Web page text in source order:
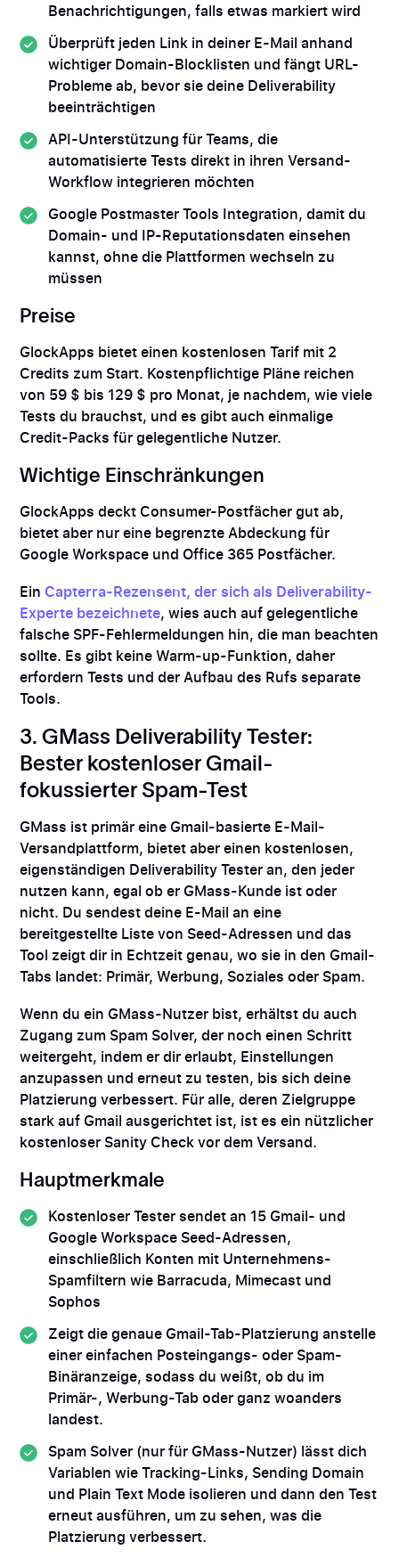
Benachrichtigungen, falls etwas markiert wird
Überprüft jeden Link in deiner E-Mail anhand
wichtiger Domain-Blocklisten und fängt URL-
Probleme ab, bevor sie deine Deliverability
beeinträchtigen
API-Unterstützung für Teams, die
automatisierte Tests direkt in ihren Versand-
Workflow integrieren möchten
Google Postmaster Tools Integration, damit du
Domain- und IP-Reputationsdaten einsehen
kannst, ohne die Plattformen wechseln zu
müssen
Preise
GlockApps bietet einen kostenlosen Tarif mit 2
Credits zum Start. Kostenpflichtige Pläne reichen
von 59 $ bis 129 $ pro Monat, je nachdem, wie viele
Tests du brauchst, und es gibt auch einmalige
Credit-Packs für gelegentliche Nutzer.
Wichtige Einschränkungen
GlockApps deckt Consumer-Postfächer gut ab,
bietet aber nur eine begrenzte Abdeckung für
Google Workspace und Office 365 Postfächer.
Ein Capterra-Rezensent, der sich als Deliverability-
Experte bezeichnete, wies auch auf gelegentliche
falsche SPF-Fehlermeldungen hin, die man beachten
sollte. Es gibt keine Warm-up-Funktion, daher
erfordern Tests und der Aufbau des Rufs separate
Tools.
3. GMass Deliverability Tester:
Bester kostenloser Gmail-
fokussierter Spam-Test
GMass ist primär eine Gmail-basierte E-Mail-
Versandplattform, bietet aber einen kostenlosen,
eigenständigen Deliverability Tester an, den jeder
nutzen kann, egal ob er GMass-Kunde ist oder
nicht. Du sendest deine E-Mail an eine
bereitgestellte Liste von Seed-Adressen und das
Tool zeigt dir in Echtzeit genau, wo sie in den Gmail-
Tabs landet: Primär, Werbung, Soziales oder Spam.
Wenn du ein GMass-Nutzer bist, erhältst du auch
Zugang zum Spam Solver, der noch einen Schritt
weitergeht, indem er dir erlaubt, Einstellungen
anzupassen und erneut zu testen, bis sich deine
Platzierung verbessert. Für alle, deren Zielgruppe
stark auf Gmail ausgerichtet ist, ist es ein nützlicher
kostenloser Sanity Check vor dem Versand.
Hauptmerkmale
Kostenloser Tester sendet an 15 Gmail- und
Google Workspace Seed-Adressen,
einschließlich Konten mit Unternehmens-
Spamfiltern wie Barracuda, Mimecast und
Sophos
Zeigt die genaue Gmail-Tab-Platzierung anstelle
einer einfachen Posteingangs- oder Spam-
Binäranzeige, sodass du weißt, ob du im
Primär-, Werbung-Tab oder ganz woanders
landest.
Spam Solver (nur für GMass-Nutzer) lässt dich
Variablen wie Tracking-Links, Sending Domain
und Plain Text Mode isolieren und dann den Test
erneut ausführen, um zu sehen, was die
Platzierung verbessert.